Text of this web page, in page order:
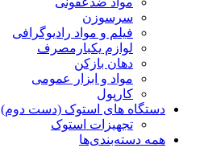
سرسوزن
فیلم و مواد رادیوگرافی
لوازم یکبارمصرف
دهان بازکن
مواد و ابزار عمومی
کارپول
دستگاه های استوک (دست دوم)
تجهیزات استوک
همه دسته‌بندی‌ها